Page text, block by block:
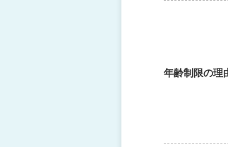
年齢制限の理